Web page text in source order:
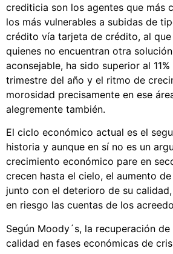
crediticia son los agentes que más
los más vulnerables a subidas de
crédito vía tarjeta de crédito, al
quienes no encuentran otra
aconsejable, ha sido superior al
trimestre del año y el ritmo de
morosidad precisamente en ese
alegremente también.
El ciclo económico actual es el
historia y aunque en sí no es un
crecimiento económico pare en
crecen hasta el cielo, el aumento
junto con el deterioro de su
en riesgo las cuentas de los
Según Moody´s, la recuperación
calidad en fases económicas de